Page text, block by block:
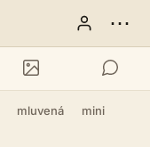
⋯
mluvená mini